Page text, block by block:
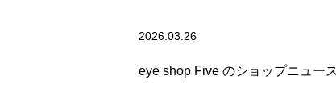
2026.03.26
eye shop Five のショップニュ